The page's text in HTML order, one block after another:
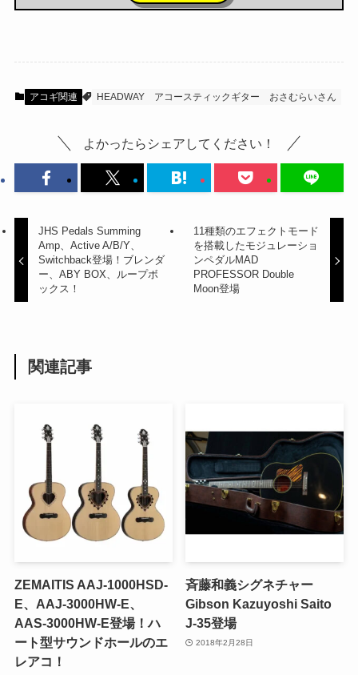
アコギ関連 HEADWAY アコースティックギター おさむらいさん
よかったらシェアしてください！
JHS Pedals Summing
Amp、Active A/B/Y、
Switchback登場！ブレンダ
ー、ABY BOX、ループボ
ックス！
11種類のエフェクトモード
を搭載したモジュレーショ
ンペダルMAD
PROFESSOR Double
Moon登場
関連記事
ZEMAITIS AAJ-1000HSD-
E、AAJ-3000HW-E、
AAS-3000HW-E登場！ハ
ート型サウンドホールのエ
レアコ！
斉藤和義シグネチャー
Gibson Kazuyoshi Saito
J-35登場
2018年2月28日